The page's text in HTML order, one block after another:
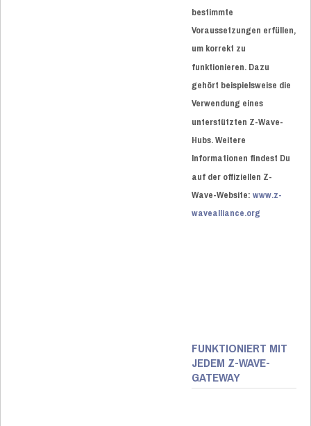
bestimmte
Voraussetzungen erfüllen,
um korrekt zu
funktionieren. Dazu
gehört beispielsweise die
Verwendung eines
unterstützten Z-Wave-
Hubs. Weitere
Informationen findest Du
auf der offiziellen Z-
Wave-Website: www.z-
wavealliance.org
FUNKTIONIERT MIT
JEDEM Z-WAVE-
GATEWAY